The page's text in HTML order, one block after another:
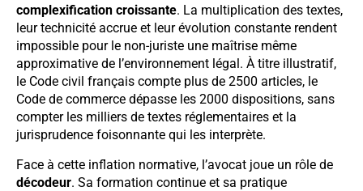
complexification croissante. La multiplication des textes,
leur technicité accrue et leur évolution constante rendent
impossible pour le non-juriste une maîtrise même
approximative de l’environnement légal. À titre illustratif,
le Code civil français compte plus de 2500 articles, le
Code de commerce dépasse les 2000 dispositions, sans
compter les milliers de textes réglementaires et la
jurisprudence foisonnante qui les interprète.
Face à cette inflation normative, l’avocat joue un rôle de
décodeur. Sa formation continue et sa pratique